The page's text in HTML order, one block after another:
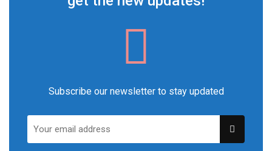
Subscribe our newsletter to stay updated